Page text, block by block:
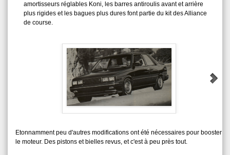
amortisseurs réglables Koni, les barres antiroulis avant et arrière
plus rigides et les bagues plus dures font partie du kit des Alliance
de course.
Etonnamment peu d'autres modifications ont été nécessaires pour booster
le moteur. Des pistons et bielles revus, et c'est à peu près tout.